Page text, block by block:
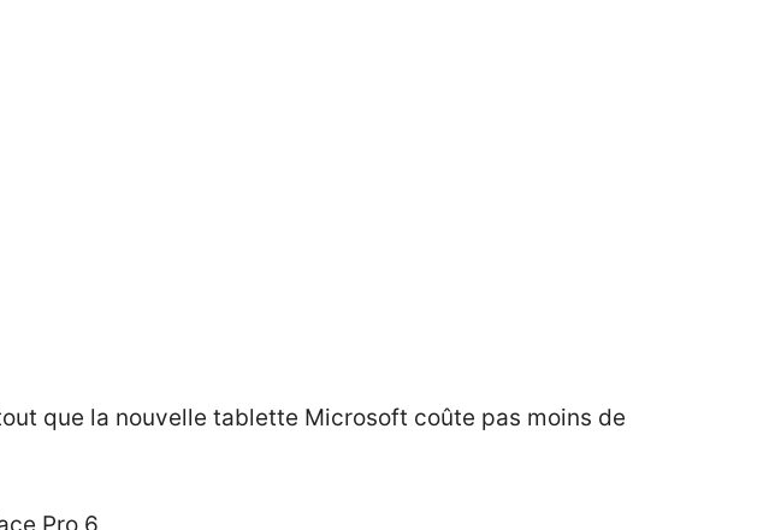
que la nouvelle tablette Microsoft coûte pas moins de